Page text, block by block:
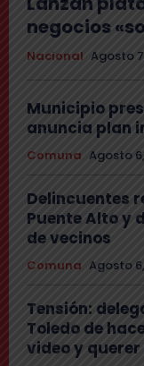
negocios
Nacional Agosto
Municipio
anuncia plan
Comuna Agosto
Delincuentes
Puente Alto y
de vecinos
Comuna Agosto
Tensión:
Toledo de
video y